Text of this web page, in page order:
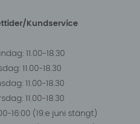
Kundservice
11.00-18.30
11.00-18.30
11.00-18.30
11.00-18.30
16:00 (19:e juni stängt)